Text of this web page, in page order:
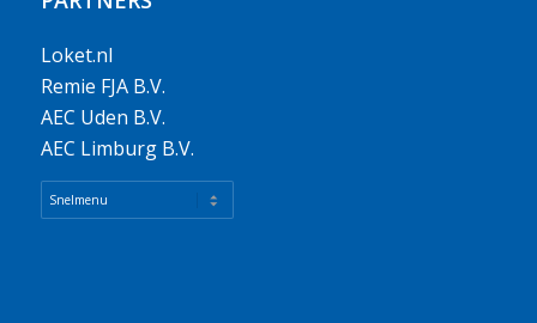
Loket.nl
Remie FJA B.V.
AEC Uden B.V.
AEC Limburg B.V.